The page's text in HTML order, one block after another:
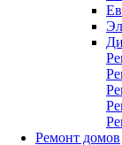
Ремонт домов